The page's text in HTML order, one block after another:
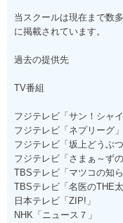
当スクールは現在まで数
に掲載されています。
過去の提供先
TV番組
フジテレビ「サン！シャイ
フジテレビ「ネプリーグ」
フジテレビ「坂上どうぶつ
フジテレビ「さまぁ～ずの
TBSテレビ「マツコの知ら
TBSテレビ「名医のTHE太
日本テレビ「ZIP!」
NHK「ニュース７」